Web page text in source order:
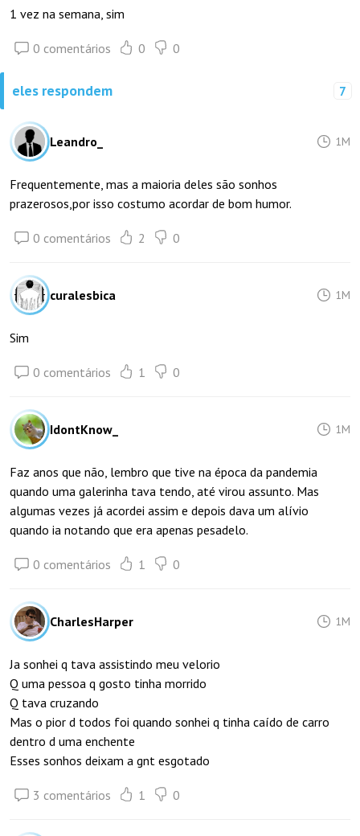
1 vez na semana, sim
0 comentários 0 0
eles respondem 7
Leandro_ 1M
Frequentemente, mas a maioria deles são sonhos
prazerosos,por isso costumo acordar de bom humor.
0 comentários 2 0
curalesbica 1M
Sim
0 comentários 1 0
IdontKnow_ 1M
Faz anos que não, lembro que tive na época da pandemia
quando uma galerinha tava tendo, até virou assunto. Mas
algumas vezes já acordei assim e depois dava um alívio
quando ia notando que era apenas pesadelo.
0 comentários 1 0
CharlesHarper 1M
Ja sonhei q tava assistindo meu velorio
Q uma pessoa q gosto tinha morrido
Q tava cruzando
Mas o pior d todos foi quando sonhei q tinha caído de carro
dentro d uma enchente
Esses sonhos deixam a gnt esgotado
3 comentários 1 0